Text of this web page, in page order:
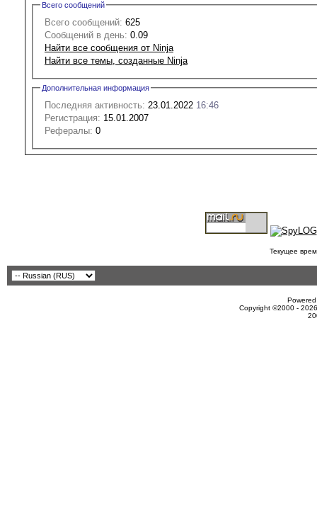
Всего сообщений
Всего сообщений: 625
Сообщений в день: 0.09
Найти все сообщения от Ninja
Найти все темы, созданные Ninja
Дополнительная информация
Последняя активность: 23.01.2022 16:46
Регистрация: 15.01.2007
Рефералы: 0
Текущее
Copyright ©2000 -